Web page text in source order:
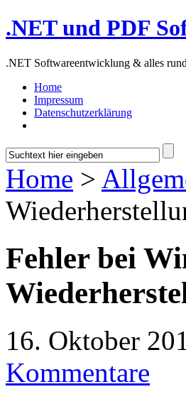
.NET und PDF
.NET Softwareentwicklung & alles
Home
Impressum
Datenschutzerklärung
Home >
Fehler bei
16. Oktober
Kommentare